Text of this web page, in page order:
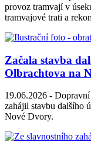
provoz tramvají v
tramvajové trati a
Začala stavba
Olbrachtova na
19.06.2026 - Dopravní
zahájil stavbu dalšího
Nové Dvory.